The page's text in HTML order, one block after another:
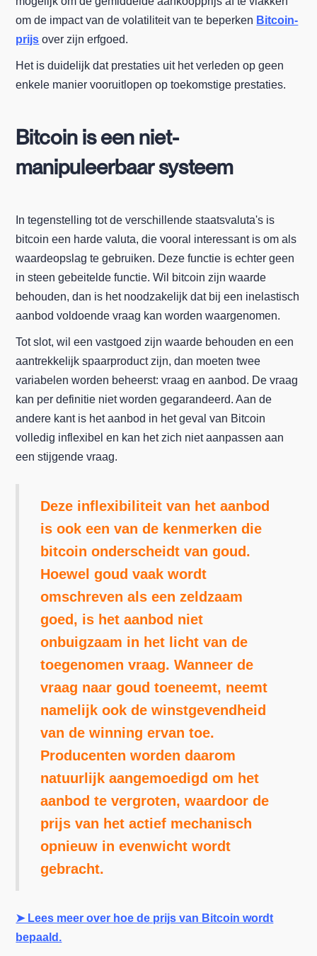
om de impact van de volatiliteit van te beperken Bitcoin-
prijs over zijn erfgoed.
Het is duidelijk dat prestaties uit het verleden op geen
enkele manier vooruitlopen op toekomstige prestaties.
Bitcoin is een niet-
manipuleerbaar systeem
In tegenstelling tot de verschillende staatsvaluta's is
bitcoin een harde valuta, die vooral interessant is om als
waardeopslag te gebruiken. Deze functie is echter geen
in steen gebeitelde functie. Wil bitcoin zijn waarde
behouden, dan is het noodzakelijk dat bij een inelastisch
aanbod voldoende vraag kan worden waargenomen.
Tot slot, wil een vastgoed zijn waarde behouden en een
aantrekkelijk spaarproduct zijn, dan moeten twee
variabelen worden beheerst: vraag en aanbod. De vraag
kan per definitie niet worden gegarandeerd. Aan de
andere kant is het aanbod in het geval van Bitcoin
volledig inflexibel en kan het zich niet aanpassen aan
een stijgende vraag.
Deze inflexibiliteit van het aanbod
is ook een van de kenmerken die
bitcoin onderscheidt van goud.
Hoewel goud vaak wordt
omschreven als een zeldzaam
goed, is het aanbod niet
onbuigzaam in het licht van de
toegenomen vraag. Wanneer de
vraag naar goud toeneemt, neemt
namelijk ook de winstgevendheid
van de winning ervan toe.
Producenten worden daarom
natuurlijk aangemoedigd om het
aanbod te vergroten, waardoor de
prijs van het actief mechanisch
opnieuw in evenwicht wordt
gebracht.
➤ Lees meer over hoe de prijs van Bitcoin wordt
bepaald.